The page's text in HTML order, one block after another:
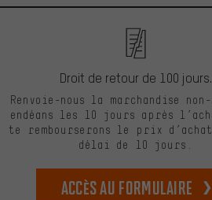
Droit de retour de 100 jours.
Renvoie-nous la marchandise
endéans les 10 jours après
te rembourserons le prix d’achat
délai de 10 jours.
Accès au formulaire